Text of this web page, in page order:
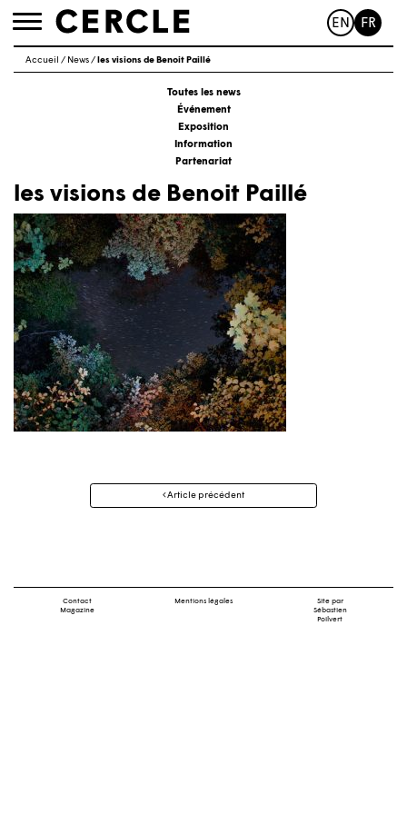
Toggle
EN FR
Accueil / News/ les visions de Benoit Paillé
Toutes les news
Événement
Exposition
Information
Partenariat
les visions de Benoit Paillé
Navigation
Article précédent
Contact
Magazine
Mentions légales
Site par
Sébastien
Poilvert